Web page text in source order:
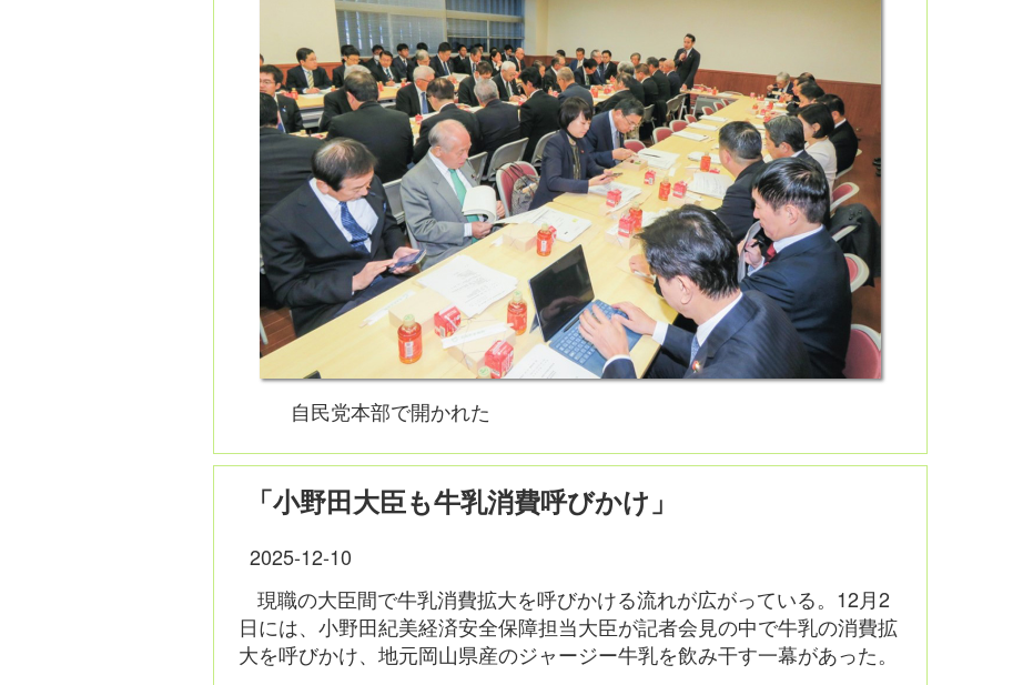
自民党本部で開かれた
「小野田大臣も牛乳消費呼びかけ」
2025-12-10
現職の大臣間で牛乳消費拡大を呼びかける流れが広がっている。12月2
日には、小野田紀美経済安全保障担当大臣が記者会見の中で牛乳の消費拡
大を呼びかけ、地元岡山県産のジャージー牛乳を飲み干す一幕があった。